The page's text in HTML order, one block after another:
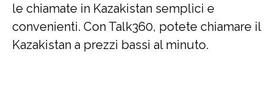
le chiamate in Kazakistan semplici e
convenienti. Con Talk360, potete chiamare il
Kazakistan a prezzi bassi al minuto.